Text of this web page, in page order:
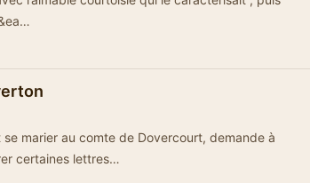
marier au comte de Dovercourt, demande à
certaines lettres…